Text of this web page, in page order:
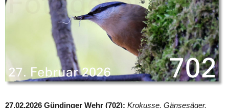
27.02.2026 Gündinger Wehr (702): Krokusse, Gänsesäger,